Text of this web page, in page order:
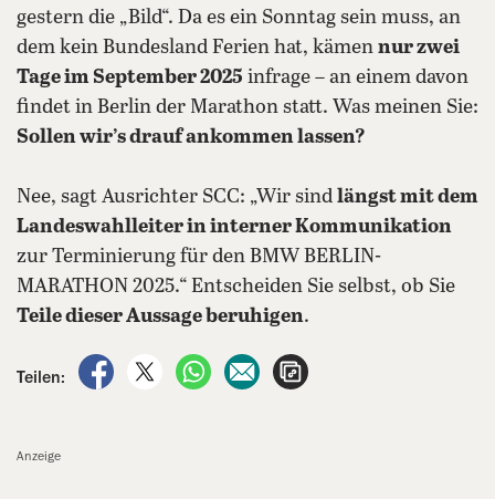
gestern die „Bild“. Da es ein Sonntag sein muss, an
dem kein Bundesland Ferien hat, kämen nur zwei
Tage im September 2025 infrage – an einem davon
findet in Berlin der Marathon statt. Was meinen Sie:
Sollen wir’s drauf ankommen lassen?
Nee, sagt Ausrichter SCC: „Wir sind längst mit dem
Landeswahlleiter in interner Kommunikation
zur Terminierung für den BMW BERLIN-
MARATHON 2025.“ Entscheiden Sie selbst, ob Sie
Teile dieser Aussage beruhigen.
Teilen:
auf Facebook teilen
auf X teilenper WhatsApp teilen
per E-Mail teilen
Anzeige